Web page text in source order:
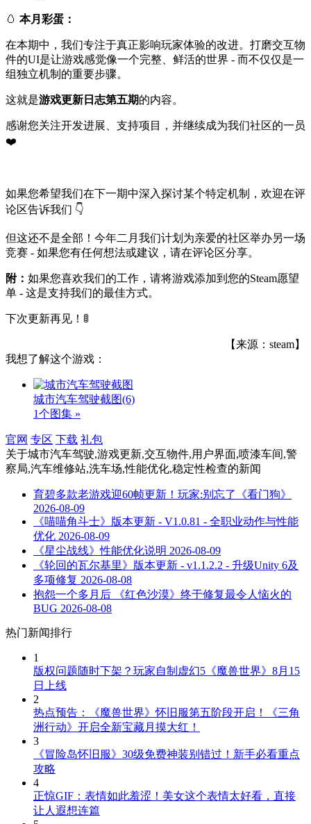
🥚 本月彩蛋：
在本期中，我们专注于真正影响玩家体验的改进。打磨交互物
件的UI是让游戏感觉像一个完整、鲜活的世界 - 而不仅仅是一
组独立机制的重要步骤。
这就是游戏更新日志第五期的内容。
感谢您关注开发进展、支持项目，并继续成为我们社区的一员
❤️
如果您希望我们在下一期中深入探讨某个特定机制，欢迎在评
论区告诉我们 👇
但这还不是全部！今年二月我们计划为亲爱的社区举办另一场
竞赛 - 如果您有任何想法或建议，请在评论区分享。
附： 如果您喜欢我们的工作，请将游戏添加到您的Steam愿望
单 - 这是支持我们的最佳方式。
下次更新再见！🚦
【来源：steam】
我想了解这个游戏：
城市汽车驾驶截图(6)
1个图集 »
官网 专区 下载 礼包
关于城市汽车驾驶,游戏更新,交互物件,用户界面,喷漆车间,警
察局,汽车维修站,洗车场,性能优化,稳定性检查的新闻
育碧多款老游戏迎60帧更新！玩家:别忘了《看门狗》
2026-08-09
《喵喵角斗士》版本更新 - V1.0.81 - 全职业动作与性能
优化 2026-08-09
《星尘战线》性能优化说明 2026-08-09
《轮回的瓦尔基里》版本更新 - v1.1.2.2 - 升级Unity 6及
多项修复 2026-08-08
抱怨一个多月后 《红色沙漠》终于修复最令人恼火的
BUG 2026-08-08
热门新闻排行
1
版权问题随时下架？玩家自制虚幻5《魔兽世界》8月15
日上线
2
热点预告：《魔兽世界》怀旧服第五阶段开启！《三角
洲行动》开启全新宝藏月摸大红！
3
《冒险岛怀旧服》30级免费神装别错过！新手必看重点
攻略
4
正惊GIF：表情如此羞涩！美女这个表情太好看，直接
让人遐想连篇